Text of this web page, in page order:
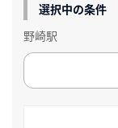
選択中の条件
野崎駅